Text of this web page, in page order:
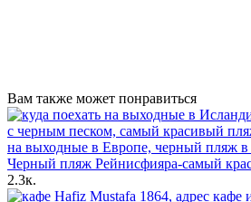
Вам также может понравиться
Черный пляж Рейнисфияра-самый
2.3к.